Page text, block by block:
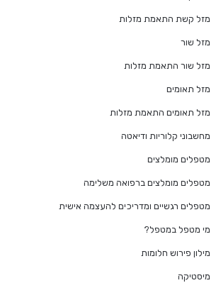
מזל קשת התאמת מזלות
מזל שור
מזל שור התאמת מזלות
מזל תאומים
מזל תאומים התאמת מזלות
מחשבוני קלוריות ודיאטה
מטפלים מומלצים
מטפלים מומלצים ברפואה משלימה
מטפלים רגשיים ומדריכים להעצמה אישית
מי מטפל במטפל?
מילון פירוש חלומות
מיסטיקה